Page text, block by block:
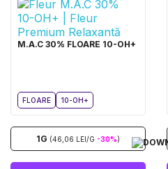
M.A.C 30% FLOARE 10-OH+
FLOARE 10-OH+
1G (46,06 LEI/G -30%)